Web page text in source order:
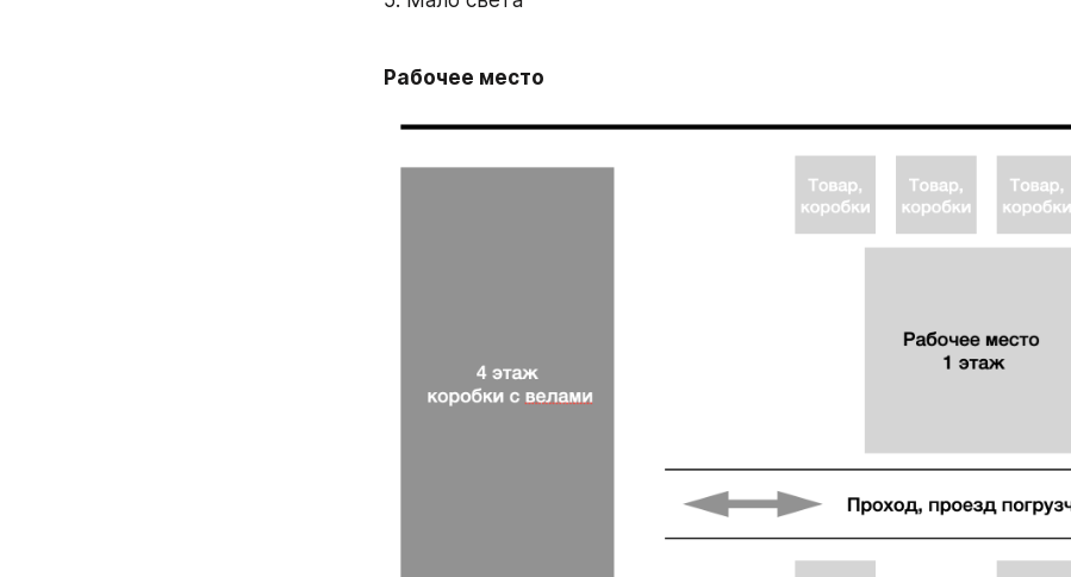
Рабочее место